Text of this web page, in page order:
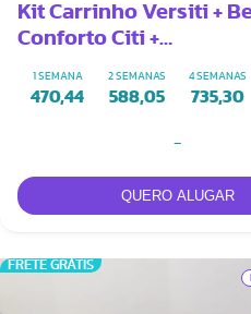
Kit Carrinho Versiti +
Conforto Citi +
1 SEMANA
470,44
2 SEMANAS
588,05
4 SEMANAS
735,30
-
FRETE GRÁTIS